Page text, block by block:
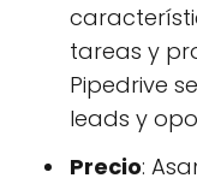
tareas y
Pipedrive
leads y
Precio: